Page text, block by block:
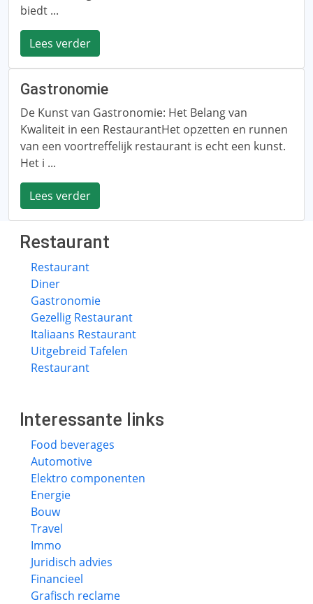
biedt ...
Lees verder
Gastronomie
De Kunst van Gastronomie: Het Belang van
Kwaliteit in een RestaurantHet opzetten en runnen
van een voortreffelijk restaurant is echt een kunst.
Het i ...
Lees verder
Restaurant
Restaurant
Diner
Gastronomie
Gezellig Restaurant
Italiaans Restaurant
Uitgebreid Tafelen
Restaurant
Interessante links
Food beverages
Automotive
Elektro componenten
Energie
Bouw
Travel
Immo
Juridisch advies
Financieel
Grafisch reclame